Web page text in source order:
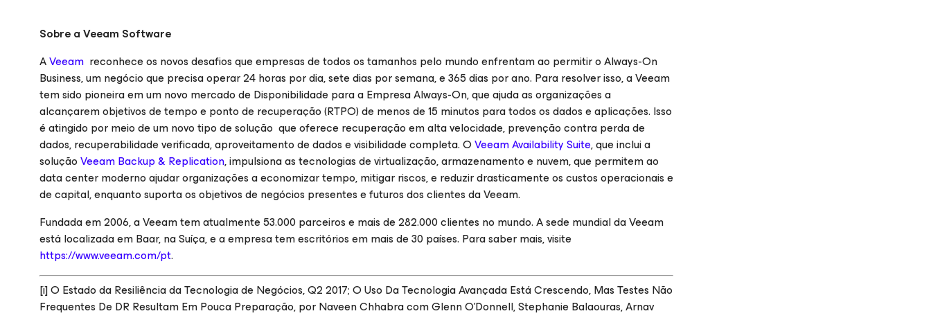
Sobre a Veeam Software
AVeeam reconhece os novos desafios que empresas de todos os tamanhos pelo mundo enfrentam ao permitir o Always-On
Business, um negócio que precisa operar 24 horas por dia, sete dias por semana, e 365 dias por ano. Para resolver isso, a Veeam
tem sido pioneira em um novo mercado de Disponibilidade para a Empresa Always-On, que ajuda as organizações a
alcançarem objetivos de tempo e ponto de recuperação (RTPO) de menos de 15 minutos para todos os dados e aplicações. Isso
é atingido por meio de um novo tipo de solução que oferece recuperação em alta velocidade, prevenção contra perda de
dados, recuperabilidade verificada, aproveitamento de dados e visibilidade completa. OVeeam Availability Suite, que inclui a
soluçãoVeeam Backup & Replication, impulsiona as tecnologias de virtualização, armazenamento e nuvem, que permitem ao
data center moderno ajudar organizações a economizar tempo, mitigar riscos, e reduzir drasticamente os custos operacionais e
de capital, enquanto suporta os objetivos de negócios presentes e futuros dos clientes da Veeam.
Fundada em 2006, a Veeam tem atualmente 53.000 parceiros e mais de 282.000 clientes no mundo. A sede mundial da Veeam
está localizada em Baar, na Suíça, e a empresa tem escritórios em mais de 30 países. Para saber mais, visite
https://www.veeam.com/pt.
[i] O Estado da Resiliência da Tecnologia de Negócios, Q2 2017; O Uso Da Tecnologia Avançada Está Crescendo, Mas Testes Não
Frequentes De DR Resultam Em Pouca Preparação, por Naveen Chhabra com Glenn O’Donnell, Stephanie Balaouras, Arnav